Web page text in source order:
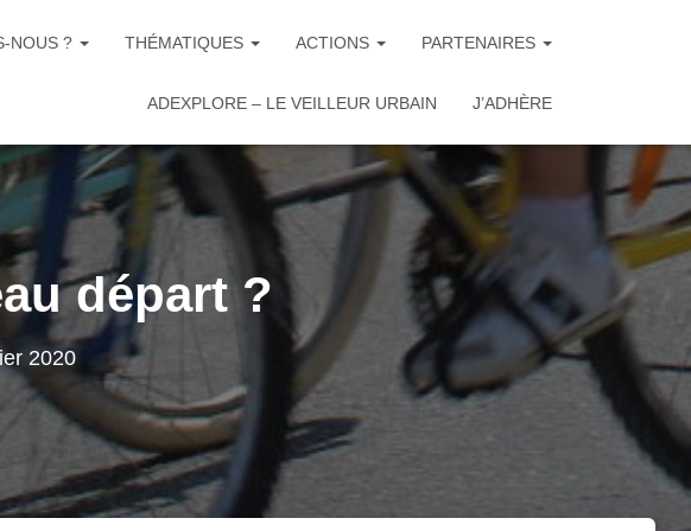
NOUS ? THÉMATIQUES ACTIONS PARTENAIRES
ADEXPLORE – LE VEILLEUR URBAIN J’ADHÈRE
départ ?
2020